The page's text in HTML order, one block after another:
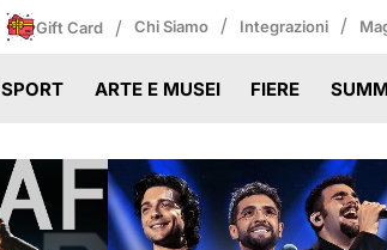
Gift Card / Chi Siamo / Integrazioni /
SPORT ARTE E MUSEI FIERE